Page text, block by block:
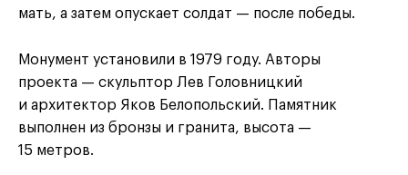
мать, а затем опускает солдат — после победы.
Монумент установили в 1979 году. Авторы
проекта — скульптор Лев Головницкий
и архитектор Яков Белопольский. Памятник
выполнен из бронзы и гранита, высота —
15 метров.